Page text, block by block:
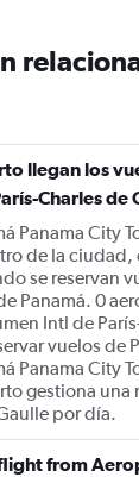
llegan los
Charles de
Panama City
de la ciudad,
se reservan
Panamá. 0
Intl de
vuelos de
Panama City
gestiona una
por día.
from